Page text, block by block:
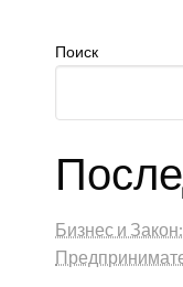
Поиск
Бизнес и